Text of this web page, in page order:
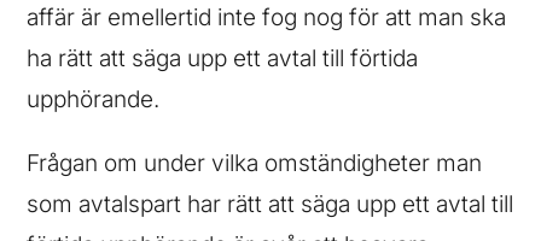
affär är emellertid inte fog nog för att man ska
ha rätt att säga upp ett avtal till förtida
upphörande.
Frågan om under vilka omständigheter man
som avtalspart har rätt att säga upp ett avtal till